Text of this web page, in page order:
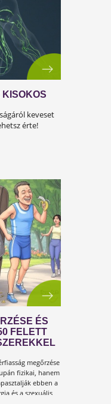
néven a szexuális
központi
a testi egészséget,
is befolyásolja.